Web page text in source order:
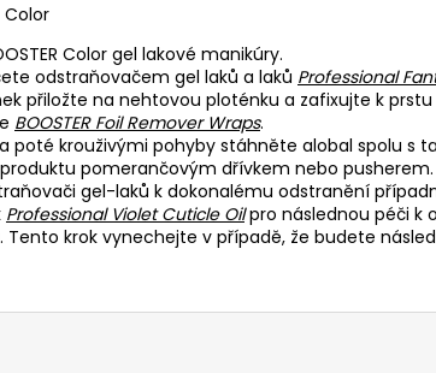
Color
Color gel lakové manikúry.
odstraňovačem gel laků a laků Professional
přiložte na nehtovou ploténku a zafixujte k prstu
BOOSTER Foil Remover Wraps.
poté krouživými pohyby stáhněte alobal spolu s
pomerančovým dřívkem nebo
gel-laků k dokonalému odstranění
Professional Violet Cuticle Oilpro následnou péči k
krok vynechejte v případě, že budete